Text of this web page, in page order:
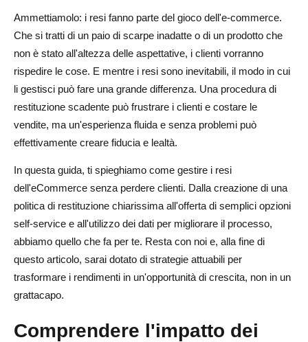
3. Personalizzazione della comunicazione
Sfruttare i dati per ottimizzare i processi di restituzione
1. Raccolta dati
2. Identificazione dei modelli
3. Miglioramento continuo
Incorporare la sostenibilità nelle pratiche di restituzione
1. Impatto ambientale dei resi
2. Soluzioni sostenibili per i resi
3. In che modo la sostenibilità migliora l'immagine del
Conclusione
senza perdere clienti
Ammettiamolo: i resi fanno parte del gioco dell'e-commerce.
Che si tratti di un paio di scarpe inadatte o di un prodotto che
non è stato all'altezza delle aspettative, i clienti vorranno
rispedire le cose. E mentre i resi sono inevitabili, il modo in cui
li gestisci può fare una grande differenza. Una procedura di
restituzione scadente può frustrare i clienti e costare le
vendite, ma un'esperienza fluida e senza problemi può
effettivamente creare fiducia e lealtà.
In questa guida, ti spieghiamo come gestire i resi
dell'eCommerce senza perdere clienti. Dalla creazione di una
politica di restituzione chiarissima all'offerta di semplici opzioni
self-service e all'utilizzo dei dati per migliorare il processo,
abbiamo quello che fa per te. Resta con noi e, alla fine di
questo articolo, sarai dotato di strategie attuabili per
trasformare i rendimenti in un'opportunità di crescita, non in un
grattacapo.
Comprendere l'impatto dei